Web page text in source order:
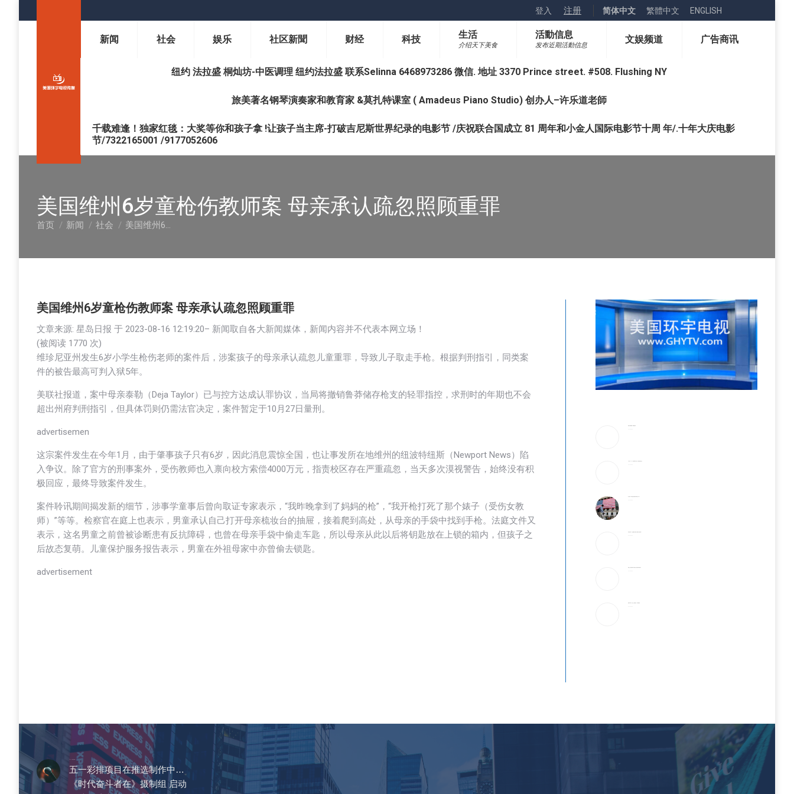
登入 注册 简体中文 繁體中文 ENGLISH
新闻 社会 娱乐 社区新聞 财经 科技 生活
介绍天下美食
活動信息
发布近期活動信息
文娱频道 广告商讯
纽约 法拉盛 桐灿坊-中医调理 纽约法拉盛 联系Selinna 6468973286 微信. 地址 3370 Prince street. #508. Flushing NY
旅美著名钢琴演奏家和教育家 &莫扎特课室 ( Amadeus Piano Studio) 创办人–许乐道老師
千载难逢！独家红毯：大奖等你和孩子拿 !让孩子当主席-打破吉尼斯世界纪录的电影节 /庆祝联合国成立 81 周年和小金人国际电影节十周 年/.十年大庆电影
节/7322165001 /9177052606
美国维州6岁童枪伤教师案 母亲承认疏忽照顾重罪
您在这里：
首页 新闻 社会 美国维州6…
美国维州6岁童枪伤教师案 母亲承认疏忽照顾重罪
文章来源: 星岛日报 于 2023-08-16 12:19:20– 新闻取自各大新闻媒体，新闻内容并不代表本网立场！
(被阅读 1 770 次)
维珍尼亚州发生6岁小学生枪伤老师的案件后，涉案孩子的母亲承认疏忽儿童重罪，导致儿子取走手枪。根据判刑指引，同类案
件的被告最高可判入狱5年。
美联社报道，案中母亲泰勒（Deja Taylor）已与控方达成认罪协议，当局将撤销鲁莽储存枪支的轻罪指控，求刑时的年期也不会
超出州府判刑指引，但具体罚则仍需法官决定，案件暂定于10月27日量刑。
advertisemen
这宗案件发生在今年1月，由于肇事孩子只有6岁，因此消息震惊全国，也让事发所在地维州的纽波特纽斯（Newport News）陷
入争议。除了官方的刑事案外，受伤教师也入禀向校方索偿4000万元，指责校区存在严重疏忽，当天多次漠视警告，始终没有积
极回应，最终导致案件发生。
案件聆讯期间揭发新的细节，涉事学童事后曾向取证专家表示，“我昨晚拿到了妈妈的枪”，“我开枪打死了那个婊子（受伤女教
师）”等等。检察官在庭上也表示，男童承认自己打开母亲梳妆台的抽屉，接着爬到高处，从母亲的手袋中找到手枪。法庭文件又
表示，这名男童之前曾被诊断患有反抗障碍，也曾在母亲手袋中偷走车匙，所以母亲从此以后将钥匙放在上锁的箱内，但孩子之
后故态复萌。儿童保护服务报告表示，男童在外祖母家中亦曾偷去锁匙。
advertisement
五一彩排项目在推选制作中…
《时代奋斗者在》摄制组 启动